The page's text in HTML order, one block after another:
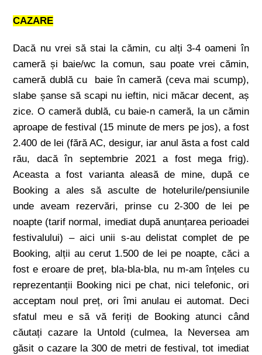
CAZARE
Dacă nu vrei să stai la cămin, cu alți 3-4 oameni în
cameră și baie/wc la comun, sau poate vrei cămin,
cameră dublă cu baie în cameră (ceva mai scump),
slabe șanse să scapi nu ieftin, nici măcar decent, aș
zice. O cameră dublă, cu baie-n cameră, la un cămin
aproape de festival (15 minute de mers pe jos), a fost
2.400 de lei (fără AC, desigur, iar anul ăsta a fost cald
rău, dacă în septembrie 2021 a fost mega frig).
Aceasta a fost varianta aleasă de mine, după ce
Booking a ales să asculte de hotelurile/pensiunile
unde aveam rezervări, prinse cu 2-300 de lei pe
noapte (tarif normal, imediat după anunțarea perioadei
festivalului) – aici unii s-au delistat complet de pe
Booking, alții au cerut 1.500 de lei pe noapte, căci a
fost e eroare de preț, bla-bla-bla, nu m-am înțeles cu
reprezentanții Booking nici pe chat, nici telefonic, ori
acceptam noul preț, ori îmi anulau ei automat. Deci
sfatul meu e să vă feriți de Booking atunci când
căutați cazare la Untold (culmea, la Neversea am
găsit o cazare la 300 de metri de festival, tot imediat